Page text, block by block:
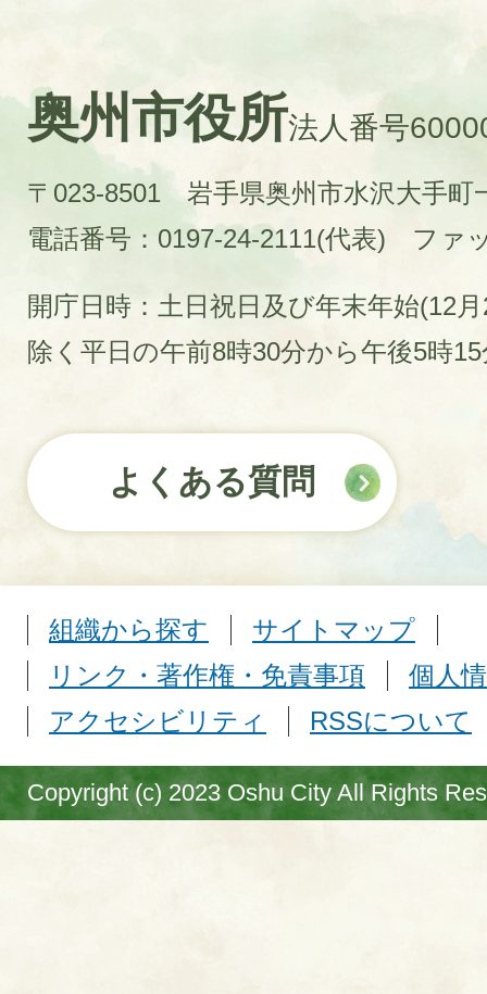
奥州市役所法人番号
〒023-8501 岩手県奥州市水沢大手町
電話番号：0197-24-2111(代表)
ファ
開庁日時：土日祝日及び年末年始(12
除く平日の午前8時30分から午後5時
よくある質問
組織から探す
サイトマップ
リンク・著作権・免責事項
個人
アクセシビリティ
RSSについて
Copyright (c) 2023 Oshu City All Rights